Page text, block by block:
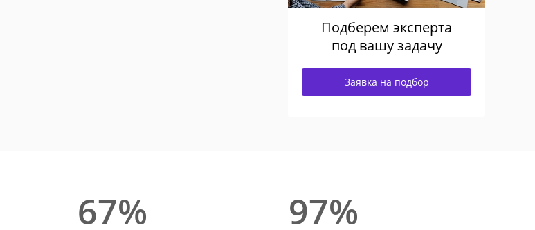
Подберем эксперта
под вашу задачу
Заявка на подбор
67% 97%